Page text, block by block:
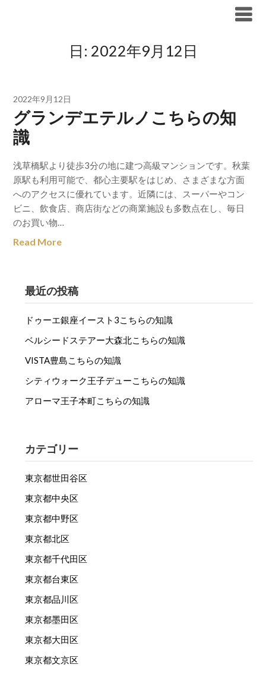
日: 2022年9月12日
2022年9月12日
グランデエテルノこちらの知
識
浅草橋駅より徒歩3分の地に建つ高級マンションです。秋葉
原駅も利用可能で、都心主要駅をはじめ、さまざまな方面
へのアクセスに優れています。近隣には、スーパーやコン
ビニ、飲食店、商店街などの商業施設も多数点在し、毎日
のお買い物…
Read More
最近の投稿
ドゥーエ銀座イースト3こちらの知識
ベルシードステアー大森北こちらの知識
VISTA豊島こちらの知識
シティウォーク王子デューこちらの知識
アローマ王子本町こちらの知識
カテゴリー
東京都世田谷区
東京都中央区
東京都中野区
東京都北区
東京都千代田区
東京都台東区
東京都品川区
東京都墨田区
東京都大田区
東京都文京区